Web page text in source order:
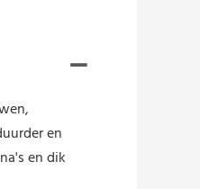
en
en dik